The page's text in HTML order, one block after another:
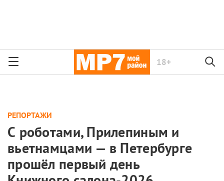
18+
РЕПОРТАЖИ
С роботами, Прилепиным и
вьетнамцами — в Петербурге
прошёл первый день